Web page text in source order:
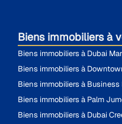
Biens immobiliers à
Biens immobiliers à Dubai
Biens immobiliers à
Biens immobiliers à Business
Biens immobiliers à Palm
Biens immobiliers à Dubai